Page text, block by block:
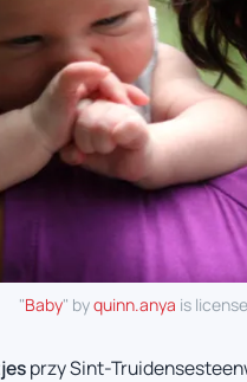
"Baby" byquinn.anya is
przy Sint-